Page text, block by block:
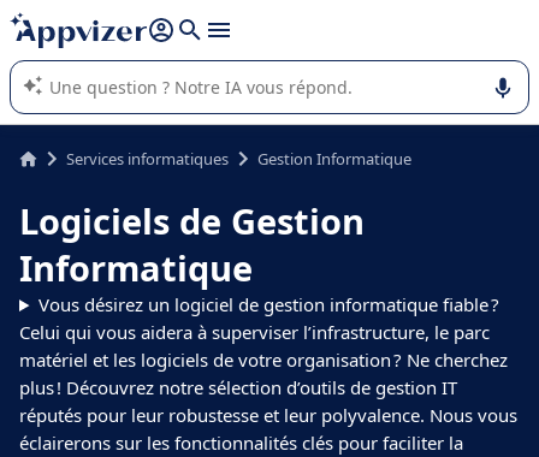
répondre (plusieurs lignes avec
L'IA de Appvizer vous guide dans l'utilisation ou la sélection de
logiciel SaaS en entreprise.
Services informatiques Gestion Informatique
Logiciels de Gestion
Informatique
Vous désirez un logiciel de gestion informatique fiable ?
Celui qui vous aidera à superviser l’infrastructure, le parc
matériel et les logiciels de votre organisation ? Ne cherchez
plus ! Découvrez notre sélection d’outils de gestion IT
réputés pour leur robustesse et leur polyvalence. Nous vous
éclairerons sur les fonctionnalités clés pour faciliter la